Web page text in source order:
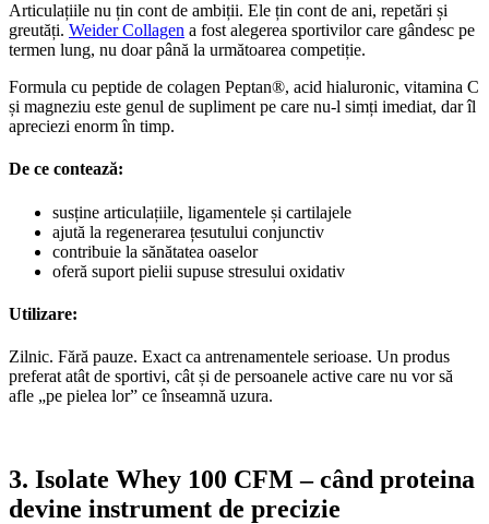
Articulațiile nu țin cont de ambiții. Ele țin cont de ani, repetări și
greutăți. Weider Collagen a fost alegerea sportivilor care gândesc pe
termen lung, nu doar până la următoarea competiție.
Formula cu peptide de colagen Peptan®, acid hialuronic, vitamina C
și magneziu este genul de supliment pe care nu-l simți imediat, dar îl
apreciezi enorm în timp.
De ce contează:
susține articulațiile, ligamentele și cartilajele
ajută la regenerarea țesutului conjunctiv
contribuie la sănătatea oaselor
oferă suport pielii supuse stresului oxidativ
Utilizare:
Zilnic. Fără pauze. Exact ca antrenamentele serioase. Un produs
preferat atât de sportivi, cât și de persoanele active care nu vor să
afle „pe pielea lor” ce înseamnă uzura.
3. Isolate Whey 100 CFM – când proteina
devine instrument de precizie